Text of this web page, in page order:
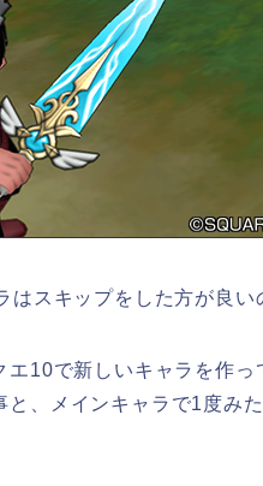
スキップをした方が良い
エ10で新しいキャラを作
、メインキャラで1度み